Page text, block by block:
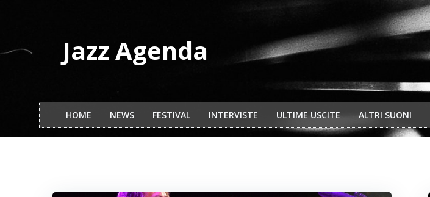
Jazz Agenda
HOME NEWS FESTIVAL INTERVISTE ULTIME USCITE ALTRI SUONI